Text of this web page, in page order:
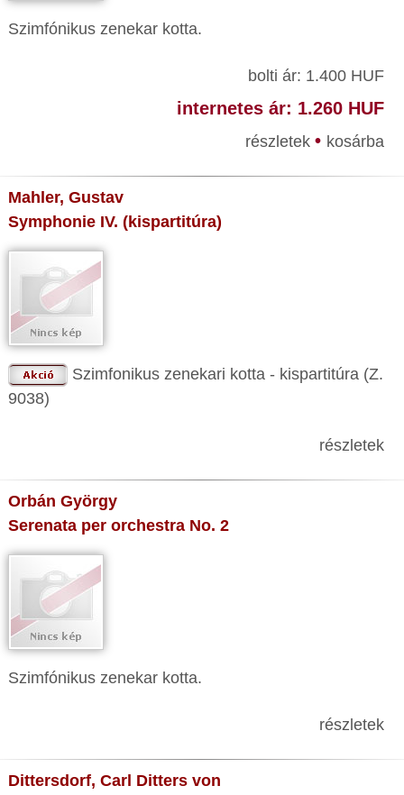
Szimfónikus zenekar kotta.
bolti ár: 1.400 HUF
internetes ár: 1.260 HUF
részletek • kosárba
Mahler, Gustav
Symphonie IV. (kispartitúra)
Szimfonikus zenekari kotta - kispartitúra (Z.
9038)
részletek
Orbán György
Serenata per orchestra No. 2
Szimfónikus zenekar kotta.
részletek
Dittersdorf, Carl Ditters von